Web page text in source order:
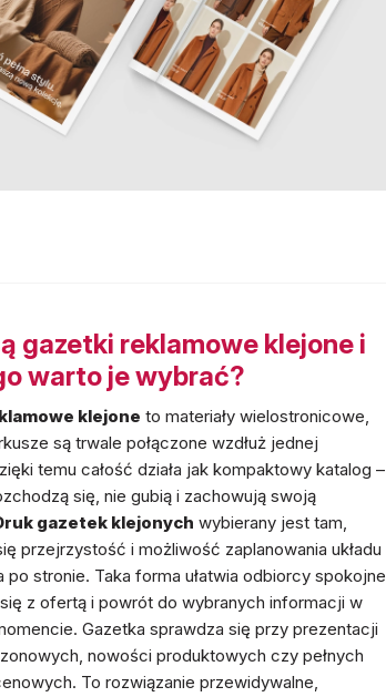
gazetki reklamowe klejone i
warto je wybrać?
klejone to materiały wielostronicowe,
są trwale połączone wzdłuż jednej
temu całość działa jak kompaktowy katalog –
się, nie gubią i zachowują swoją
gazetek klejonych wybierany jest tam,
przejrzystość i możliwość zaplanowania układu
po stronie. Taka forma ułatwia odbiorcy spokojne
z ofertą i powrót do wybranych informacji w
Gazetka sprawdza się przy prezentacji
nowości produktowych czy pełnych
To rozwiązanie przewidywalne,